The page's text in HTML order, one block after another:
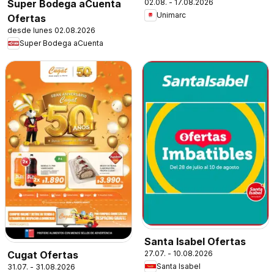
Super Bodega aCuenta
Ofertas
desde lunes 02.08.2026
Super Bodega aCuenta
02.08. - 17.08.2026
Unimarc
Cugat Ofertas
31.07. - 31.08.2026
Santa Isabel Ofertas
27.07. - 10.08.2026
Santa Isabel